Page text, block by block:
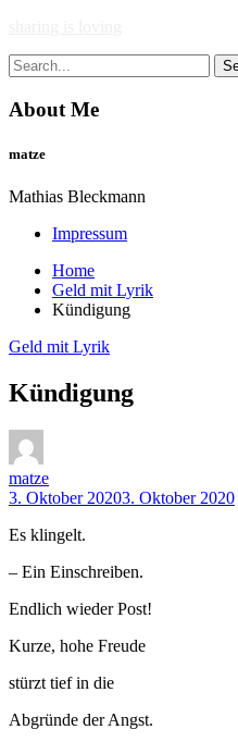
content
Search
for:
About Me
matze
Mathias Bleckmann
Impressum
Home
Geld mit Lyrik
Kündigung
Geld mit Lyrik
Kündigung
matze
3. Oktober 20203. Oktober 2020
Es klingelt.
– Ein Einschreiben.
Endlich wieder Post!
Kurze, hohe Freude
stürzt tief in die
Abgründe der Angst.